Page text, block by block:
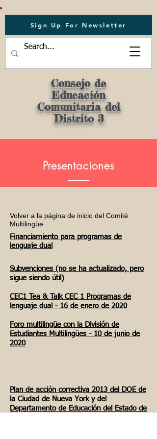
Sign Up For Newsletter
Consejo de
Educación
Comunitaria del
Distrito 3
Presentaciones
Volver a la página de inicio del Comité
Multilingüe
Financiamiento para programas de
lenguaje dual
Subvenciones (no se ha actualizado, pero
sigue siendo útil)
CEC1 Tea & Talk CEC 1 Programas de
lenguaje dual - 16 de enero de 2020
Foro multilingüe con la División de
Estudiantes Multilingües - 10 de junio de
2020
Plan de acción correctiva 2013 del DOE de
la Ciudad de Nueva York y del
Departamento de Educación del Estado de